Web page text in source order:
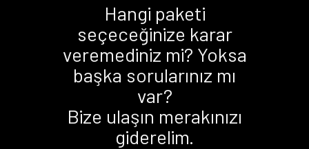
Hangi paketi
seçeceğinize karar
veremediniz mi? Yoksa
başka sorularınız mı
var?
Bize ulaşın merakınızı
giderelim.